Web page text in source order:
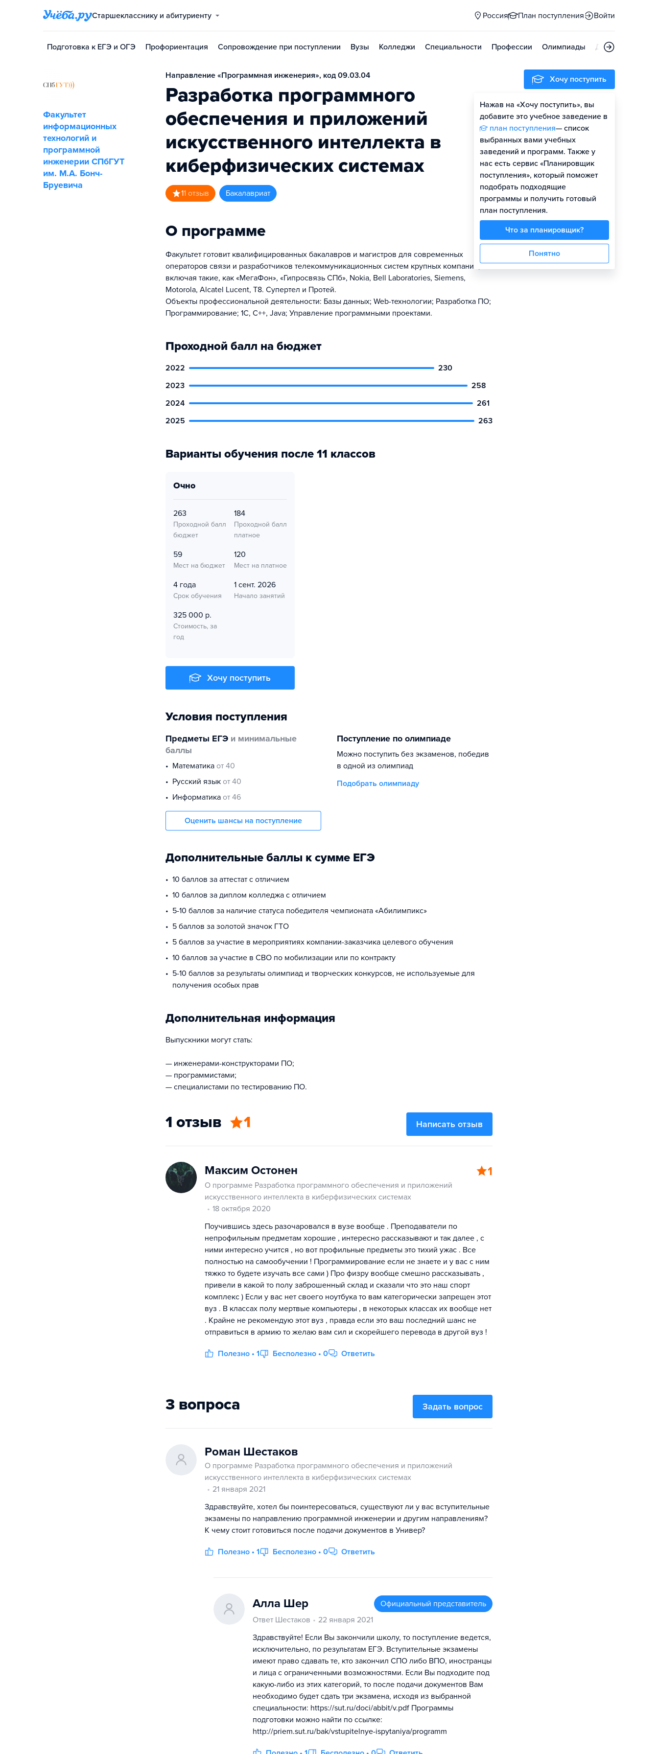
Старшекласснику и абитуриенту Россия План поступления Войти
Подготовка к ЕГЭ и ОГЭ Профориентация Сопровождение при поступлении Вузы Колледжи Специальности Профессии Олимпиады Дни открытых
Факультет
информационных
технологий и
программной
инженерии СПбГУТ
им. М.А. Бонч-
Бруевича
Направление «Программная инженерия», код 09.03.04
Разработка программного
обеспечения и приложений
искусственного интеллекта в
киберфизических системах
11 отзыв бакалавриат
О программе
Факультет готовит квалифицированных бакалавров и магистров для современных
операторов связи и разработчиков телекоммуникационных систем крупных компаний,
включая такие, как «МегаФон», «Гипросвязь СПб», Nokia, Bell Laboratories, Siemens,
Motorola, Alcatel Lucent, Т8. Супертел и Протей.
Объекты профессиональной деятельности: Базы данных; Web-технологии; Разработка ПО;
Программирование; 1С, С++, Java; Управление программными проектами.
Проходной балл на бюджет
2022
230
2023
258
2024
261
2025
263
Варианты обучения после 11 классов
очно
263
Проходной балл
бюджет
184
Проходной балл
платное
59
Мест на бюджет
120
Мест на платное
4 года
Срок обучения
1 сент. 2026
Начало занятий
325 000 р.
Стоимость, за
год
Хочу поступить
Условия поступления
Предметы ЕГЭ и минимальные
баллы
математика от 40
русский язык от 40
информатика от 46
Оценить шансы на поступление
Поступление по олимпиаде
Можно поступить без экзаменов, победив
в одной из олимпиад
Подобрать олимпиаду
Дополнительные баллы к сумме ЕГЭ
10 баллов за аттестат с отличием
10 баллов за диплом колледжа с отличием
5-10 баллов за наличие статуса победителя чемпионата «Абилимпикс»
5 баллов за золотой значок ГТО
5 баллов за участие в мероприятиях компании-заказчика целевого обучения
10 баллов за участие в СВО по мобилизации или по контракту
5-10 баллов за результаты олимпиад и творческих конкурсов, не используемые для
получения особых прав
Дополнительная информация
Выпускники могут стать:
— инженерами-конструкторами ПО;
— программистами;
— специалистами по тестированию ПО.
1 отзыв 1 Написать отзыв
Максим Остонен 1
О программе Разработка программного обеспечения и приложений
искусственного интеллекта в киберфизических системах
18 октября 2020
Поучившись здесь разочаровался в вузе вообще . Преподаватели по
непрофильным предметам хорошие , интересно рассказывают и так далее , с
ними интересно учится , но вот профильные предметы это тихий ужас . Все
полностью на самообучении ! Программирование если не знаете и у вас с ним
тяжко то будете изучать все сами ) Про физру вообще смешно рассказывать ,
привели в какой то полу заброшенный склад и сказали что это наш спорт
комплекс ) Если у вас нет своего ноутбука то вам категорически запрещен этот
вуз . В классах полу мертвые компьютеры , в некоторых классах их вообще нет
. Крайне не рекомендую этот вуз , правда если это ваш последний шанс не
отправиться в армию то желаю вам сил и скорейшего перевода в другой вуз !
Полезно • 1 Бесполезно • 0 Ответить
3 вопроса Задать вопрос
Роман Шестаков
О программе Разработка программного обеспечения и приложений
искусственного интеллекта в киберфизических системах
21 января 2021
Здравствуйте, хотел бы поинтересоваться, существуют ли у вас вступительные
экзамены по направлению программной инженерии и другим направлениям?
К чему стоит готовиться после подачи документов в Универ?
Полезно • 1 Бесполезно • 0 Ответить
Алла Шер
Официальный представитель
Ответ Шестаков
22 января 2021
Здравствуйте! Если Вы закончили школу, то поступление ведется,
исключительно, по результатам ЕГЭ. Вступительные экзамены
имеют право сдавать те, кто закончил СПО либо ВПО, иностранцы
и лица с ограниченными возможностями. Если Вы подходите под
какую-либо из этих категорий, то после подачи документов Вам
необходимо будет сдать три экзамена, исходя из выбранной
специальности: https://sut.ru/doci/abbit/v.pdf Программы
подготовки можно найти по ссылке:
http://priem.sut.ru/bak/vstupitelnye-ispytaniya/programm
Хочу поступить
Нажав на «Хочу поступить», вы
добавите это учебное заведение в
план поступления— список
выбранных вами учебных
заведений и программ. Также у
нас есть сервис «Планировщик
поступления», который поможет
подобрать подходящие
программы и получить готовый
план поступления.
Что за планировщик?
Понятно
Оценить шансы